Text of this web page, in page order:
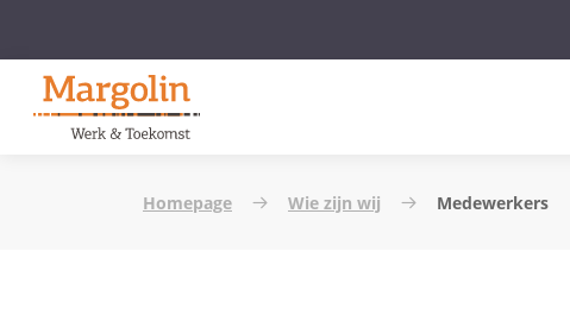
Homepage Wie zijn wij Medewerkers